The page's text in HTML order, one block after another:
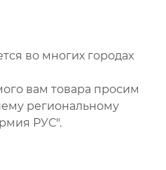
во многих городах
вам товара просим
региональному
РУС".